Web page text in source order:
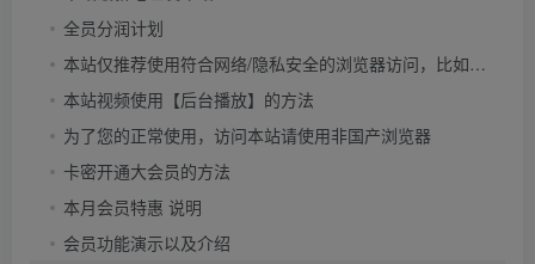
全员分润计划
本站仅推荐使用符合网络/隐私安全的浏览器访问，比如：Chrome（谷歌浏览器）、Firefox（火狐浏览器）、Alook浏览器、X浏览器。
本站视频使用【后台播放】的方法
为了您的正常使用，访问本站请使用非国产浏览器
卡密开通大会员的方法
本月会员特惠 说明
会员功能演示以及介绍